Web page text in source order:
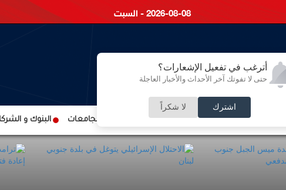
أترغب في تفعيل الإشعارات؟
حتى لا تفوتك آخر الأحداث والأخبار العاجلة
اشترك لا شكراً
2026-08-08 - السبت
الشؤون الإقتصادية الشؤون البرلمانية التعليم والجامعات البنوك و